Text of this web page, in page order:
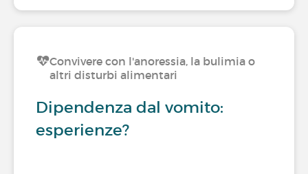
Convivere con l'anoressia, la bulimia o
altri disturbi alimentari
Dipendenza dal vomito:
esperienze?